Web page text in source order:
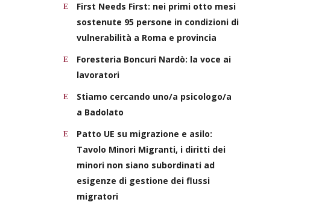
First Needs First: nei primi otto mesi
sostenute 95 persone in condizioni di
vulnerabilità a Roma e provincia
Foresteria Boncuri Nardò: la voce ai
lavoratori
Stiamo cercando uno/a psicologo/a
a Badolato
Patto UE su migrazione e asilo:
Tavolo Minori Migranti, i diritti dei
minori non siano subordinati ad
esigenze di gestione dei flussi
migratori